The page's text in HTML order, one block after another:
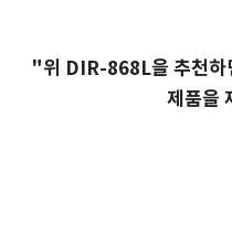
"위 DIR-868L을 추천하
제품을